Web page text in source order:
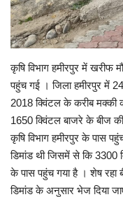
कृषि विभाग हमीरपुर में खरीफ
पहुंच गई । जिला हमीरपुर में
2018 क्विंटल के करीब मक्की
1650 क्विंटल बाजरे के बीज
कृषि विभाग हमीरपुर के पास
डिमांड थी जिसमें से कि 3300
के पास पहुंच गया है । शेष रहा
डिमांड के अनुसार भेज दिया